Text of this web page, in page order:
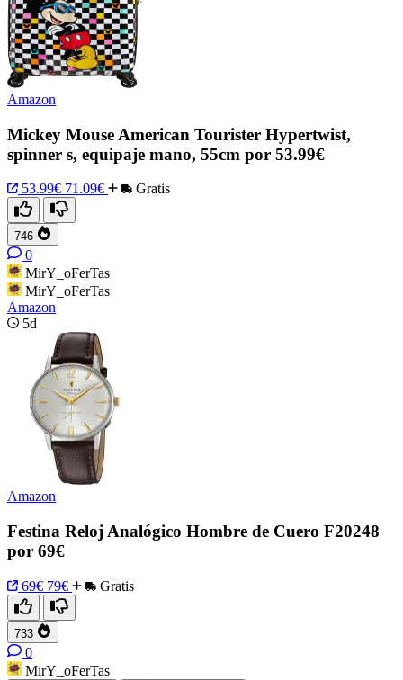
Amazon
Mickey Mouse American Tourister Hypertwist,
spinner s, equipaje mano, 55cm por 53.99€
53.99€ 71.09€ Gratis
746
0
MirY_oFerTas
MirY_oFerTas
Amazon
5d
Amazon
Festina Reloj Analógico Hombre de Cuero F20248
por 69€
69€ 79€ Gratis
733
0
MirY_oFerTas